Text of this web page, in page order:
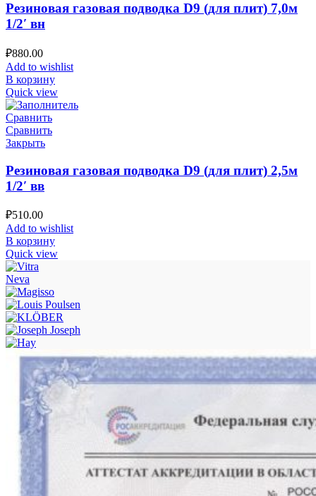
Резиновая газовая подводка D9 (для плит) 7,0м
1/2′ вн
₽880.00
Add to wishlist
В корзину
Quick view
Сравнить
Сравнить
Закрыть
Резиновая газовая подводка D9 (для плит) 2,5м
1/2′ вв
₽510.00
Add to wishlist
В корзину
Quick view
Neva